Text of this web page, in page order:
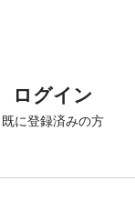
ログイン
既に登録済みの方